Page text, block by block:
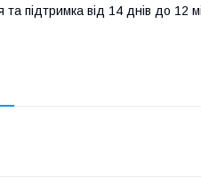
та підтримка від 14 днів до 12